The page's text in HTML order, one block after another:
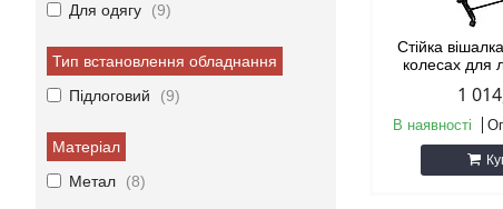
Стійка
колесах для
1
В наявності
Для одягу
9
Тип встановлення обладнання
Підлоговий
9
Матеріал
Метал
8